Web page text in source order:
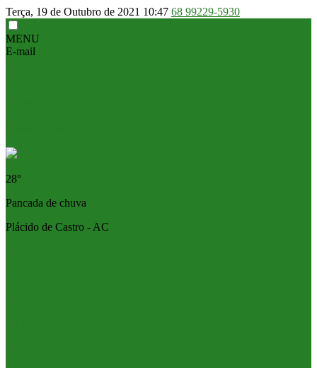
Terça, 19 de Outubro de 2021 10:47 68 99229-5930
MENU
E-mail
28°
Pancada de chuva
Plácido de Castro - AC